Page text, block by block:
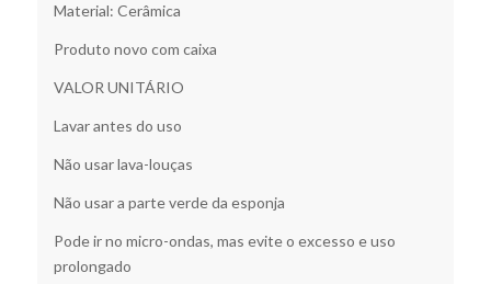
Material: Cerâmica
Produto novo com caixa
VALOR UNITÁRIO
Lavar antes do uso
Não usar lava-louças
Não usar a parte verde da esponja
Pode ir no micro-ondas, mas evite o excesso e uso
prolongado